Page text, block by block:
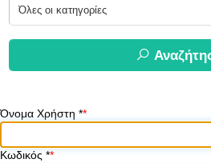
Όνομα Χρήστη *
Κωδικός *